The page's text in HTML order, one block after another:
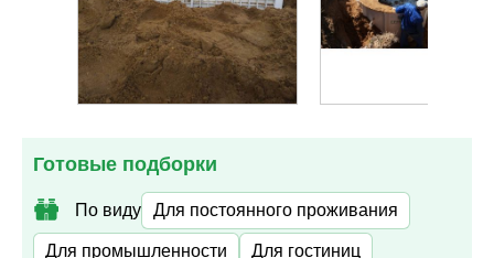
Готовые подборки
По виду Для постоянного проживания
Для промышленности
Для гостиниц